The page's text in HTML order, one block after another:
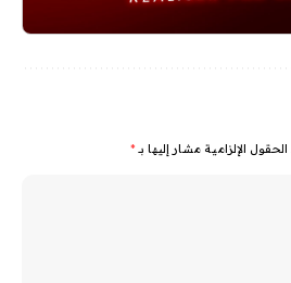
الحقول الإلزامية مشار إليها بـ *